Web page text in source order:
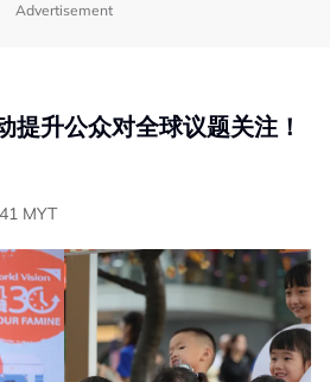
Advertisement
提升公众对全球议题关注！
MYT